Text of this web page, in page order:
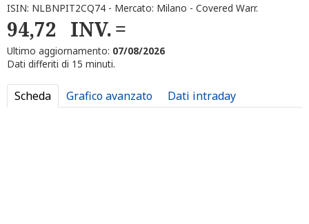
ISIN: NLBNPIT2CQ74 - Mercato: Milano - Covered Warr.
94,72 INV.
Ultimo aggiornamento: 07/08/2026
Dati differiti di 15 minuti.
Scheda Grafico avanzato Dati intraday